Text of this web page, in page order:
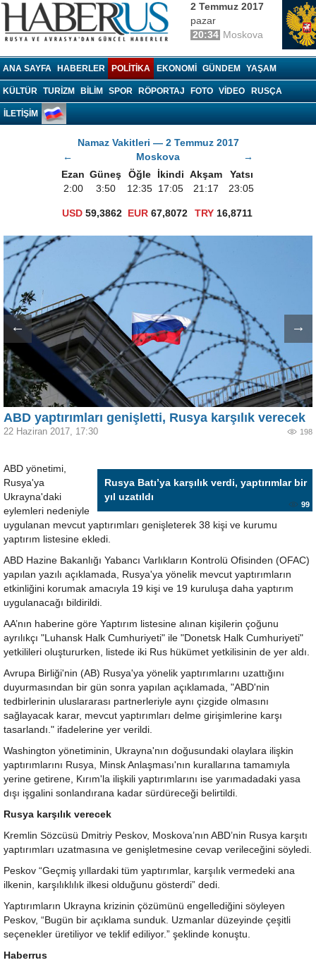
2 Temmuz 2017
pazar
20:34 Moskova
ANA SAYFA HABERLER POLITIKA EKONOMI GÜNDEM YAŞAM
KÜLTÜR TURIZM BILIM SPOR RÖPORTAJ FOTO VIDEO RUSÇA
İLETİŞİM
Namaz Vakitleri — 2 Temmuz 2017
←
Moskova
→
Ezan Güneş Öğle İkindi Akşam
Yatsı
2:00
3:50 12:35 17:05 21:17 23:05
USD 59,3862 EUR 67,8072 TRY 16,8711
← →
ABD yaptırımları genişletti, Rusya karşılık verecek
22 Haziran 2017, 17:30 198
Rusya Batı’ya karşılık verdi, yaptırımlar bir
yıl uzatıldı
99
ABD yönetimi,
Rusya'ya
Ukrayna'daki
eylemleri nedeniyle
uygulanan mevcut yaptırımları genişleterek 38 kişi ve kurumu
yaptırım listesine ekledi.
ABD Hazine Bakanlığı Yabancı Varlıkların Kontrolü Ofisinden (OFAC)
yapılan yazılı açıklamada, Rusya'ya yönelik mevcut yaptırımların
etkinliğini korumak amacıyla 19 kişi ve 19 kuruluşa daha yaptırım
uygulanacağı bildirildi.
AA’nın haberine göre Yaptırım listesine alınan kişilerin çoğunu
ayrılıkçı "Luhansk Halk Cumhuriyeti" ile "Donetsk Halk Cumhuriyeti"
yetkilileri oluştururken, listede iki Rus hükümet yetkilisinin de yer aldı.
Avrupa Birliği'nin (AB) Rusya'ya yönelik yaptırımlarını uzattığını
duyurmasından bir gün sonra yapılan açıklamada, "ABD'nin
tedbirlerinin uluslararası partnerleriyle aynı çizgide olmasını
sağlayacak karar, mevcut yaptırımları delme girişimlerine karşı
tasarlandı." ifadelerine yer verildi.
Washington yönetiminin, Ukrayna'nın doğusundaki olaylara ilişkin
yaptırımlarını Rusya, Minsk Anlaşması'nın kurallarına tamamıyla
yerine getirene, Kırım'la ilişkili yaptırımlarını ise yarımadadaki yasa
dışı işgalini sonlandırana kadar sürdüreceği belirtildi.
Rusya karşılık verecek
Kremlin Sözcüsü Dmitriy Peskov, Moskova’nın ABD’nin Rusya karşıtı
yaptırımları uzatmasına ve genişletmesine cevap verileceğini söyledi.
Peskov “Geçmiş yıllardaki tüm yaptırımlar, karşılık vermedeki ana
ilkenin, karşılıklılık ilkesi olduğunu gösterdi” dedi.
Yaptırımların Ukrayna krizinin çözümünü engellediğini söyleyen
Peskov, “Bugün bir açıklama sunduk. Uzmanlar düzeyinde çeşitli
seçenekler üretiliyor ve teklif ediliyor.” şeklinde konuştu.
Haberrus